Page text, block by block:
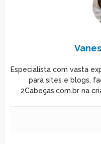
Especialista com vasta
para sites e blogs,
2Cabeças.com.br na